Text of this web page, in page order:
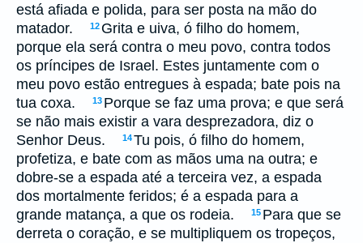
está afiada e polida, para ser posta na mão do
matador.
12 Grita e uiva, ó filho do homem,
porque ela será contra o meu povo, contra todos
os príncipes de Israel. Estes juntamente com o
meu povo estão entregues à espada; bate pois na
tua coxa.
13 Porque se faz uma prova; e que será
se não mais existir a vara desprezadora, diz o
Senhor Deus.
14Tu pois, ó filho do homem,
profetiza, e bate com as mãos uma na outra; e
dobre-se a espada até a terceira vez, a espada
dos mortalmente feridos; é a espada para a
grande matança, a que os rodeia.
15 Para que se
derreta o coração, e se multipliquem os tropeços,